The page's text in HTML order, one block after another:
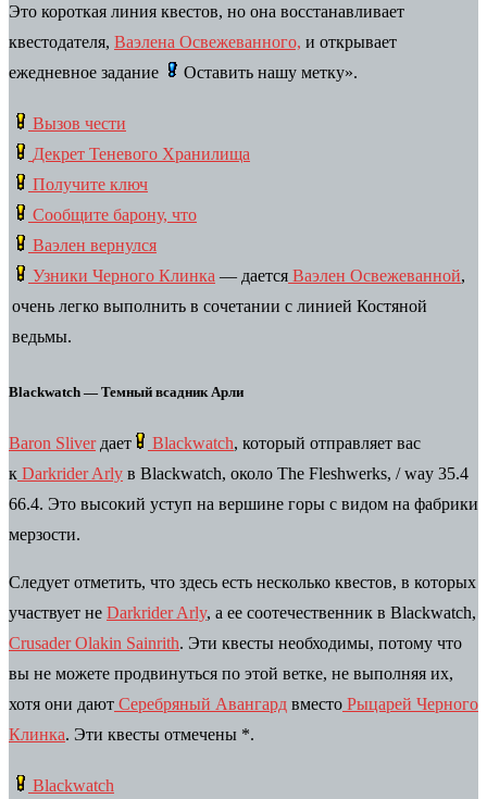
Это короткая линия квестов, но она восстанавливает
квестодателя, Ваэлена Освежеванного, и открывает
ежедневное задание
Оставить нашу метку».
Вызов чести
Декрет Теневого Хранилища
Получите ключ
Сообщите барону, что
Ваэлен вернулся
Узники Черного Клинка — дается Ваэлен Освежеванной,
очень легко выполнить в сочетании с линией Костяной
ведьмы.
Blackwatch — Темный всадник Арли
Baron Sliverдает Blackwatch, который отправляет вас
к Darkrider Arly в Blackwatch, около The Fleshwerks, /way 35.4
66.4. Это высокий уступ на вершине горы с видом на фабрики
мерзости.
Следует отметить, что здесь есть несколько квестов, в которых
участвует не Darkrider Arly, а ее соотечественник в Blackwatch,
Crusader Olakin Sainrith. Эти квесты необходимы, потому что
вы не можете продвинуться по этой ветке, не выполняя их,
хотя они дают Серебряный Авангард вместо Рыцарей Черного
Клинка. Эти квесты отмечены *.
Blackwatch